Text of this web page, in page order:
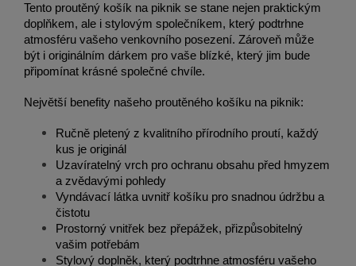
Tento proutěný košík na piknik se stane nejen praktickým
doplňkem, ale i stylovým společníkem, který podtrhne
atmosféru vašeho venkovního posezení. Zároveň může
být i originálním dárkem pro vaše blízké, který jim bude
připomínat krásné společné chvíle.
Největší benefity našeho proutěného košíku na piknik:
Ručně pletený z kvalitního přírodního proutí, každý
kus je originál
Uzavíratelný vrch pro ochranu obsahu před hmyzem
a zvědavými pohledy
Vyndávací látka uvnitř košíku pro snadnou údržbu a
čistotu
Prostorný vnitřek bez přepážek, přizpůsobitelný
vašim potřebám
Stylový doplněk, který podtrhne atmosféru vašeho